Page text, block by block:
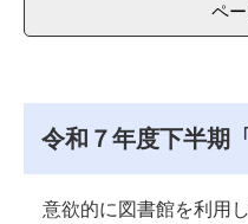
ペ
令和７年度下半期
意欲的に図書館を利用